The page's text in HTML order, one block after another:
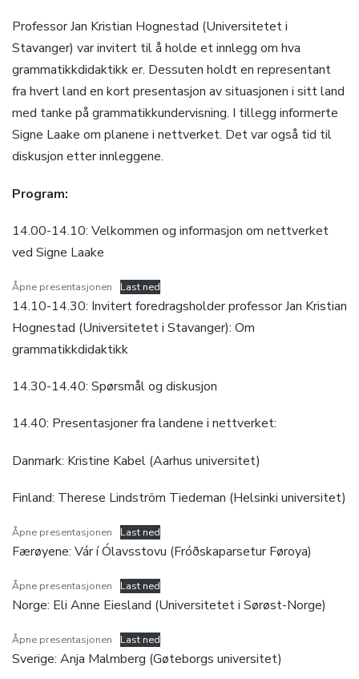
Professor Jan Kristian Hognestad (Universitetet i
Stavanger) var invitert til å holde et innlegg om hva
grammatikkdidaktikk er. Dessuten holdt en representant
fra hvert land en kort presentasjon av situasjonen i sitt land
med tanke på grammatikkundervisning. I tillegg informerte
Signe Laake om planene i nettverket. Det var også tid til
diskusjon etter innleggene.
Program:
14.00-14.10: Velkommen og informasjon om nettverket
ved Signe Laake
Åpne presentasjonen Last ned
14.10-14.30: Invitert foredragsholder professor Jan Kristian
Hognestad (Universitetet i Stavanger): Om
grammatikkdidaktikk
14.30-14.40: Spørsmål og diskusjon
14.40: Presentasjoner fra landene i nettverket:
Danmark: Kristine Kabel (Aarhus universitet)
Finland: Therese Lindström Tiedeman (Helsinki universitet)
Åpne presentasjonen Last ned
Færøyene: Vár í Ólavsstovu (Fróðskaparsetur Føroya)
Åpne presentasjonen Last ned
Norge: Eli Anne Eiesland (Universitetet i Sørøst-Norge)
Åpne presentasjonen Last ned
Sverige: Anja Malmberg (Gøteborgs universitet)